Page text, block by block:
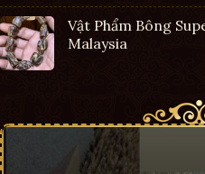
Vật Phẩm Bông
Malaysia